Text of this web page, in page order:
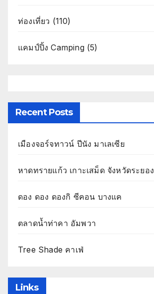
ท่องเที่ยว (110)
แคมป์ปิ้ง Camping(5)
Recent Posts
เมืองจอร์จทาวน์ ปีนัง มาเลเซีย
หาดทรายแก้ว เกาะเสม็ด จังหวัดระยอง
ดอง ดอง ดองกิ ซีคอน บางแค
ตลาดน้ำท่าคา อัมพวา
Tree Shade คาเฟ่
Links